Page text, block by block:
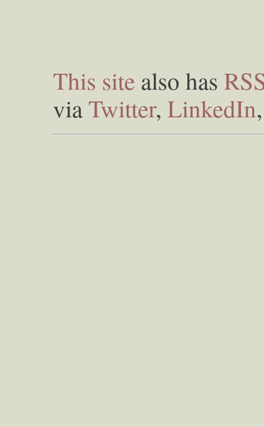
This site also has
viaTwitter, LinkedIn